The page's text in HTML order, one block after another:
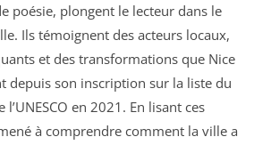
poésie, plongent le lecteur dans le
Ils témoignent des acteurs locaux,
et des transformations que Nice
depuis son inscription sur la liste du
en 2021. En lisant ces
à comprendre comment la ville a